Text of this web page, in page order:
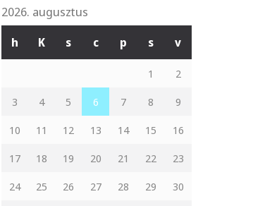
2026. augusztus
h K s c p s v
1
2
3
4 5 6 7 8
9
10
11 12 13 14 15
16
17
18 19 20 21 22
23
24
25 26 27 28 29
30